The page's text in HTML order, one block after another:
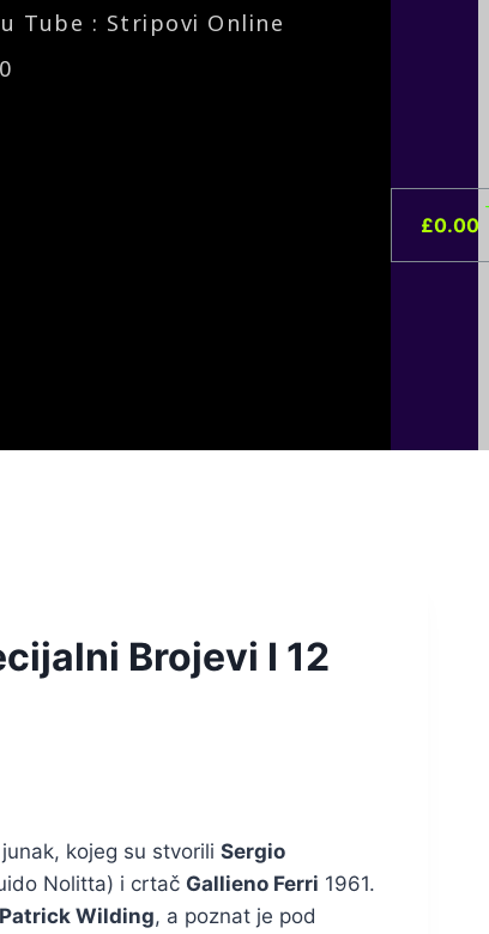
Tube : Stripovi Online
0
£0.00
Brojevi I 12
kojeg su stvorili Sergio
Nolitta) i crtač Gallieno Ferri 1961.
Patrick Wilding, a poznat je pod